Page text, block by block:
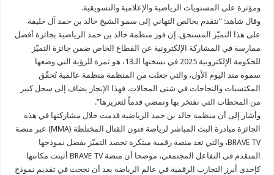
ومؤثرة على المستويات الرياضية والإعلامية والتسويقية.
وقال شاهد: “نتقدم بخالص التهاني إلى سمو الشيخ خالد بن حمد آل خليفة
على هذا التميّز المستحق. إن فوز منظمة خالد بن حمد الرياضية بجائزة أفضل
ممارسة في المشاركة الإلكترونية عن القطاع الخاص ضمن جائزة التميّز
للحكومة الإلكترونية 2025 في نسختها الـ13، هو ثمرة للرؤية التي وضعها
سموه منذ اليوم الأول، والتي جعلت من المنظمة منظمة عالمية تُحقّق
المكتسبات والنجاحات في شتى المجالات. فهذا الإنجاز يضاف إلى سجل كبير
من المحطات التي نفتخر بها ونمضي قدماً لتعزيزها”.
وأشار إلى أن منظمة خالد بن حمد الرياضية قدمت خلال مشاركتها في هذه
الجائزة مبادرة البث المباشر لرياضة فنون القتال المختلطة (MMA) عبر منصة
BRAVE TV، والتي تعد منصة رقمية مبتكرة تحصد التميّز بفضل نموذجها
المتقدم في التفاعل المجتمعي، موضحا أن منصة BRAVE TV أثبتت مكانتها
كإحدى أبرز التجارب الرقمية في عالم الرياضة بعد أن نجحت في تقديم نموذج